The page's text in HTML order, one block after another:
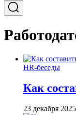
HR-беседы
Как
23 декабря 2025